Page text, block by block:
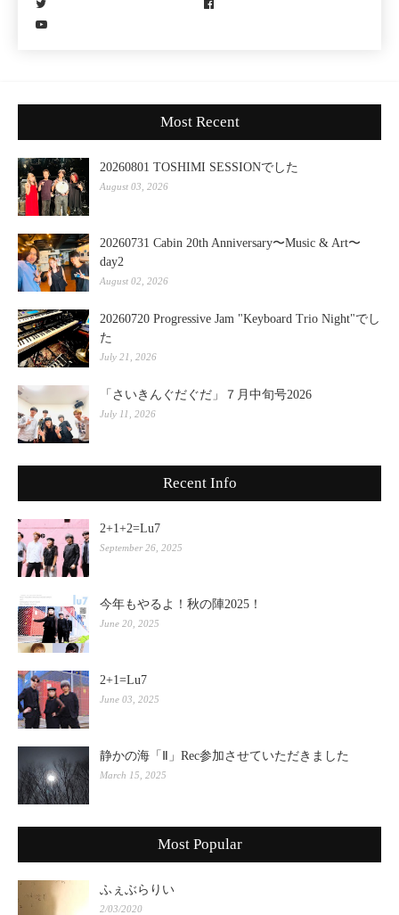
Most Recent
20260801 TOSHIMI SESSIONでした
August 03, 2026
20260731 Cabin 20th Anniversary〜Music & Art〜
day2
August 02, 2026
20260720 Progressive Jam "Keyboard Trio Night"でし
た
July 21, 2026
「さいきんぐだぐだ」７月中旬号2026
July 11, 2026
Recent Info
2+1+2=Lu7
September 26, 2025
今年もやるよ！秋の陣2025！
June 20, 2025
2+1=Lu7
June 03, 2025
静かの海「Ⅱ」Rec参加させていただきました
March 15, 2025
Most Popular
ふぇぶらりい
2/03/2020